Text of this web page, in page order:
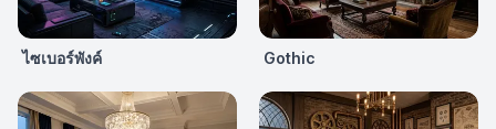
ไซเบอร์พังค์ Gothic